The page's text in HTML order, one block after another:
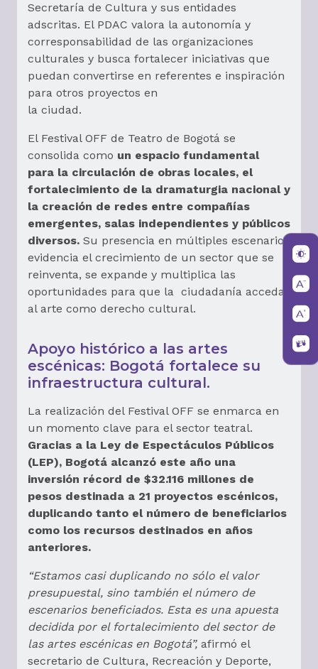
Secretaría de Cultura y sus entidades
adscritas. El PDAC valora la autonomía y
corresponsabilidad de las organizaciones
culturales y busca fortalecer iniciativas que
puedan convertirse en referentes e inspiración
para otros proyectos en
la ciudad.
El Festival OFF de Teatro de Bogotá se
consolida como un espacio fundamental
para la circulación de obras locales, el
fortalecimiento de la dramaturgia nacional y
la creación de redes entre compañías
emergentes, salas independientes y públicos
diversos. Su presencia en múltiples escenarios
evidencia el crecimiento de un sector que se
reinventa, se expande y multiplica las
oportunidades para que la ciudadanía acceda
al arte como derecho cultural.
Apoyo histórico a las artes
escénicas: Bogotá fortalece su
infraestructura cultural.
La realización del Festival OFF se enmarca en
un momento clave para el sector teatral.
Gracias a la Ley de Espectáculos Públicos
(LEP), Bogotá alcanzó este año una
inversión récord de $32.116 millones de
pesos destinada a 21 proyectos escénicos,
duplicando tanto el número de beneficiarios
como los recursos destinados en años
anteriores.
“Estamos casi duplicando no sólo el valor
presupuestal, sino también el número de
escenarios beneficiados. Esta es una apuesta
decidida por el fortalecimiento del sector de
las artes escénicas en Bogotá”, afirmó el
secretario de Cultura, Recreación y Deporte,